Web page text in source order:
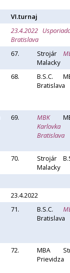
VI.turnaj
23.4.2022
Bratislava
67.
Strojár
Malacky
68.
B.S.C.
Bratislava
69.
MBK
Karlovka
Bratislava
70.
Strojár
Malacky
23.4.2022
71.
B.S.C.
Bratislava
72.
MBA
Prievidza